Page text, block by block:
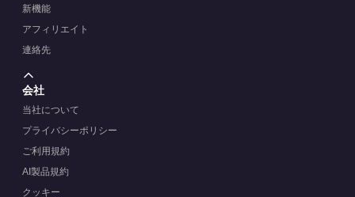
新機能
アフィリエイト
連絡先
会社
当社について
プライバシーポリシー
ご利用規約
AI製品規約
クッキー